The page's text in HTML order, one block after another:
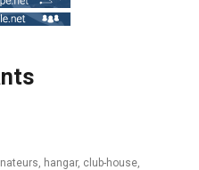
hangar, club-house,